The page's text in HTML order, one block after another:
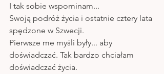
I tak sobie wspominam...
Swoją podróż życia i ostatnie cztery lata
spędzone w Szwecji.
Pierwsze me myśli były... aby
doświadczać. Tak bardzo chciałam
doświadczać życia.